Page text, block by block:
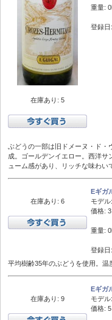
在庫あり: 5
重量:
登録
ぶどうの一部は旧ドメーヌ・ド・
成。ゴールデンイエロー。西洋
ューム感があり、リッチな味わい
在庫あり: 6
Eギガ
モデル:
価格:
重量:
登録
平均樹齢35年のぶどうを使用。
在庫あり: 9
Eギガ
モデル:
価格: